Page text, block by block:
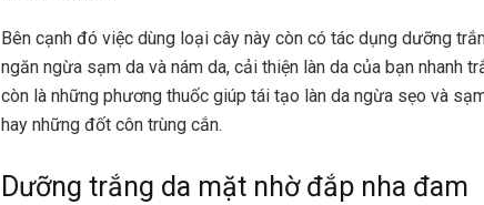
Bên cạnh đó việc dùng loại cây này còn có tác dụng dưỡng
ngăn ngừa sạm da và nám da, cải thiện làn da của bạn nhanh
còn là những phương thuốc giúp tái tạo làn da ngừa sẹo và
hay những đốt côn trùng cắn.
Dưỡng trắng da mặt nhờ đắp nha đam